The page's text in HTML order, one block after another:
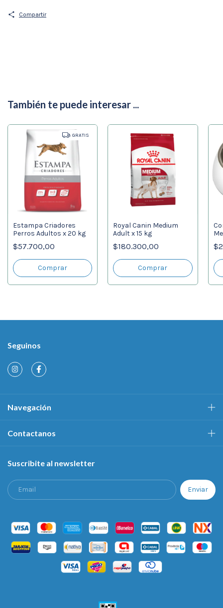
Compartir
También te puede interesar ...
GRATIS
Estampa Criadores
Perros Adultos x 20 kg
$57.700,00
Royal Canin Medium
Adult x 15 kg
$180.300,00
Seguinos
Navegación
Contactanos
Suscribite al newsletter